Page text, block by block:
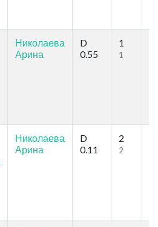
Николаева
Арина
D
0.55
1
1
Николаева
Арина
D
0.11
2
2